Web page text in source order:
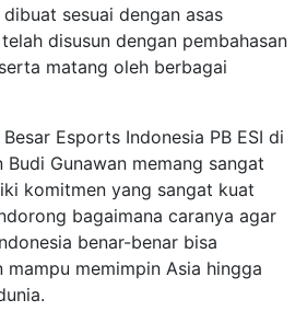
sesuai dengan asas
disusun dengan pembahasan
matang oleh berbagai
Esports Indonesia PB ESI di
Budi Gunawan memang sangat
komitmen yang sangat kuat
bagaimana caranya agar
benar-benar bisa
mampu memimpin Asia hingga